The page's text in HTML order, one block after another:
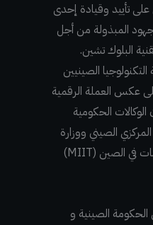
على تأييد وقيادة إحدى
المبذولة من أجل
البلوك تشين.
الصينيين
عكس العملة الرقمية
الوكالات الحكومية
الصيني ووزارة
الصناعة وتكنولوجيا المعلومات في الصين (MIIT)
الحكومة الصينية و